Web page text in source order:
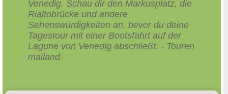
Venedig. Schau dir den Markusplatz, die
Rialtobrücke und andere
Sehenswürdigkeiten an, bevor du deine
Tagestour mit einer Bootsfahrt auf der
Lagune von Venedig abschließt. - Touren
mailand.